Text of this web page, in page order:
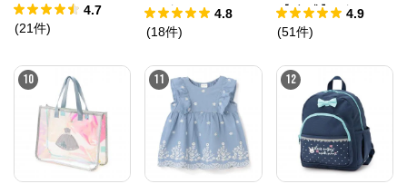
4.7
(21件)
ングTシャツ
4.8
(18件)
【冷感】グラフィ
ック半袖Tシャツ
4.9
(51件)
10 11 12
公式ECサイト
※外部サイトが開きます
ナルミヤオンラインからのコメント